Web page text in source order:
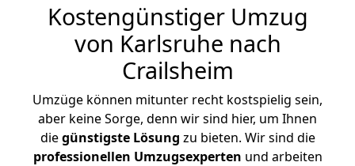
Kostengünstiger Umzug
von Karlsruhe nach
Crailsheim
Umzüge können mitunter recht kostspielig sein,
aber keine Sorge, denn wir sind hier, um Ihnen
diegünstigste Lösung zu bieten. Wir sind die
professionellen Umzugsexperten und arbeiten